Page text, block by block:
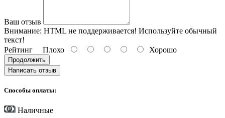
Ваш отзыв
Внимание: HTML не поддерживается! Используйте обычный
текст!
Рейтинг Плохо Хорошо
Продолжить
Написать отзыв
Способы оплаты:
Наличные